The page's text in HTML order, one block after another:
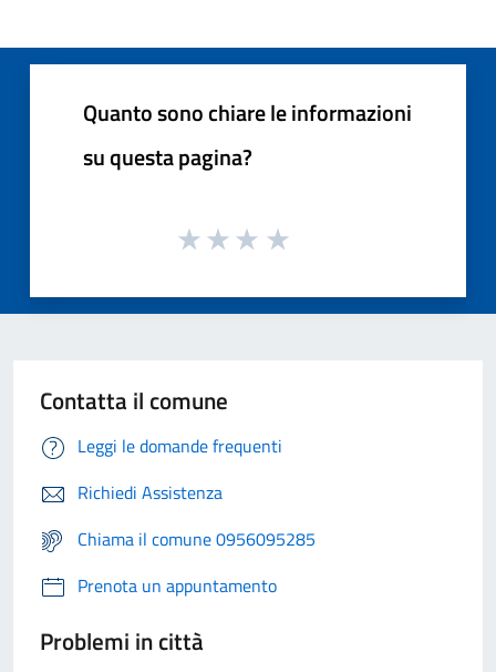
Quanto sono chiare le informazioni
su questa pagina?
Contatta il comune
Leggi le domande frequenti
Richiedi Assistenza
Chiama il comune 0956095285
Prenota un appuntamento
Problemi in città